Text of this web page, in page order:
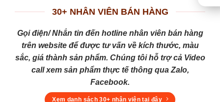
30+ NHÂN VIÊN BÁN HÀNG
Gọi điện/ Nhắn tin đến hotline nhân viên bán hàng
trên website để được tư vấn về kích thước, màu
sắc, giá thành sản phẩm. Chúng tôi hỗ trợ cả Video
call xem sản phẩm thực tế thông qua Zalo,
Facebook.
Xem danh sách 30+ nhân viên tại đây